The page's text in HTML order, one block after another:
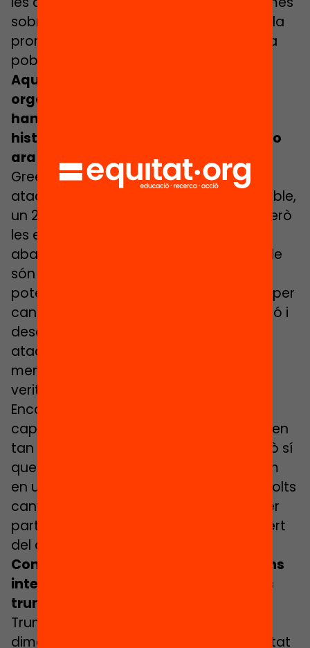
sobreviure, sinó avançar i prosperar en la
promoció dels canvis que la societat i la
població més vulnerable necessita.
Aquestes crítiques i atacs a les
organitzacions socials no són noves,
han passat en altres moments de la
història. Això ens ha de tranquil·litzar o
ara hi ha altres moments d’alarma?
Greenpeace sempre ha viscut amb els
atacs i ha tingut un 60% de gent favorable,
un 20% neutral i un 20% desfavorable. Però
les eines que actualment tenen al seu
abast les persones del 20% desfavorable
són molt més potents que abans. I el
potencial per arribar a molta més gent per
canals digitals i promoure desinformació i
desconfiança, per generar uns
atacs
mentides però que semblen grans
veritats…
Encara que abans hi havia atacs, la
capacitat d’incidència que tenien no eren
tan forts com els que tenen ara. Per això sí
que ens ha de preocupar, perquè estem
en un context de molta incertesa, de molts
canvis i de por. I d’una gran dificultat per
part molta gent de distingir el que és cert
del que no és cert i tenir sentit crític.
Com s’estan preparant organitzacions
internacionals davant aquests atacs
trumpistes?
Trump és un tsunami en diferents
dimensions. Els primers afectats han estat